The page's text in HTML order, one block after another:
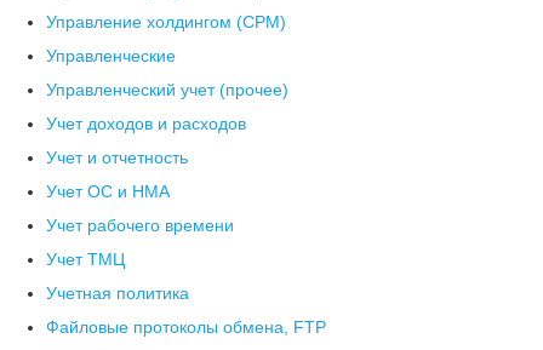
Управление холдингом (CPM)
Управленческие
Управленческий учет (прочее)
Учет доходов и расходов
Учет и отчетность
Учет ОС и НМА
Учет рабочего времени
Учет ТМЦ
Учетная политика
Файловые протоколы обмена, FTP